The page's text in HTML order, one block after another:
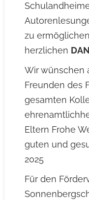
zu
herzlichen
Wir wünschen
Freunden des
gesamten
Eltern Frohe
guten und
2025
Für den